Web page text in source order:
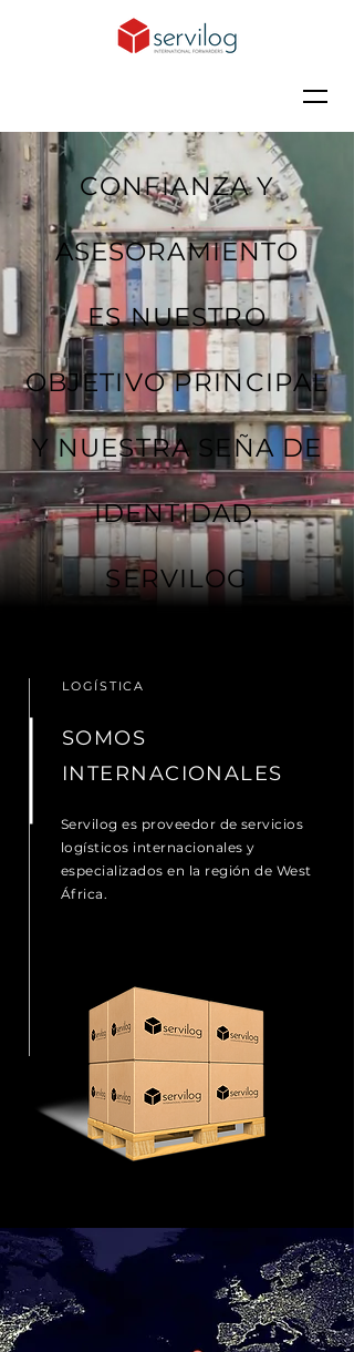
CONFIANZA Y
ASESORAMIENTO
ES NUESTRO
OBJETIVO PRINCIPAL
Y NUESTRA SEÑA DE
IDENTIDAD.
SERVILOG
LOGÍSTICA
SOMOS
INTERNACIONALES
Servilog es proveedor de servicios
logísticos internacionales y
especializados en la región de West
África.